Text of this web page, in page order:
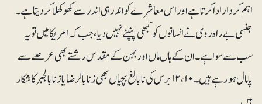
اہم کردار ادا کرتا ہے اور اس معاشرے کو اندر ہی اندر سے کھوکھلا کر دیتا ہے۔
جنسی بے راہ روی نے انسانوں کو کبھی پنپنے نہیں دیا، جب کہ امریکا میں تو یہ
سب سے سوا ہے۔ ان کے ہاں ماں اور بہن کے مقدس رشتے بھی عرصے سے
پامال ہو رہے ہیں۔ ۱۰، ۱۲ برس کی نابالغ بچیاں بھی زنا بالرضا یا زنا بالجبر کا شکار